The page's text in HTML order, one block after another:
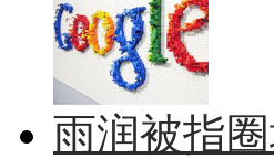
雨润被指